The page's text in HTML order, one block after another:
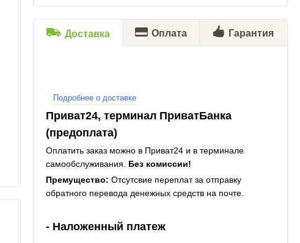
Доставка Оплата Гарантия
Подробнее о доставке
Приват24, терминал ПриватБанка
(предоплата)
Оплатить заказ можно в Приват24 и в терминале
самообслуживания. Без комиссии!
Премущество: Отсутсвие переплат за отправку
обратного перевода денежных средств на почте.
- Наложенный платеж